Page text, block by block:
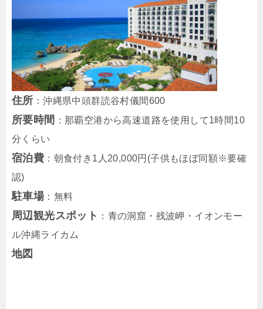
住所 ：沖縄県中頭群読谷村儀間600
所要時間 ：那覇空港から高速道路を使用して1時間10
分くらい
宿泊費 ：朝食付き1人20,000円(子供もほぼ同額※要確
認)
駐車場：無料
周辺観光スポット ：青の洞窟・残波岬・イオンモー
ル沖縄ライカム
地図